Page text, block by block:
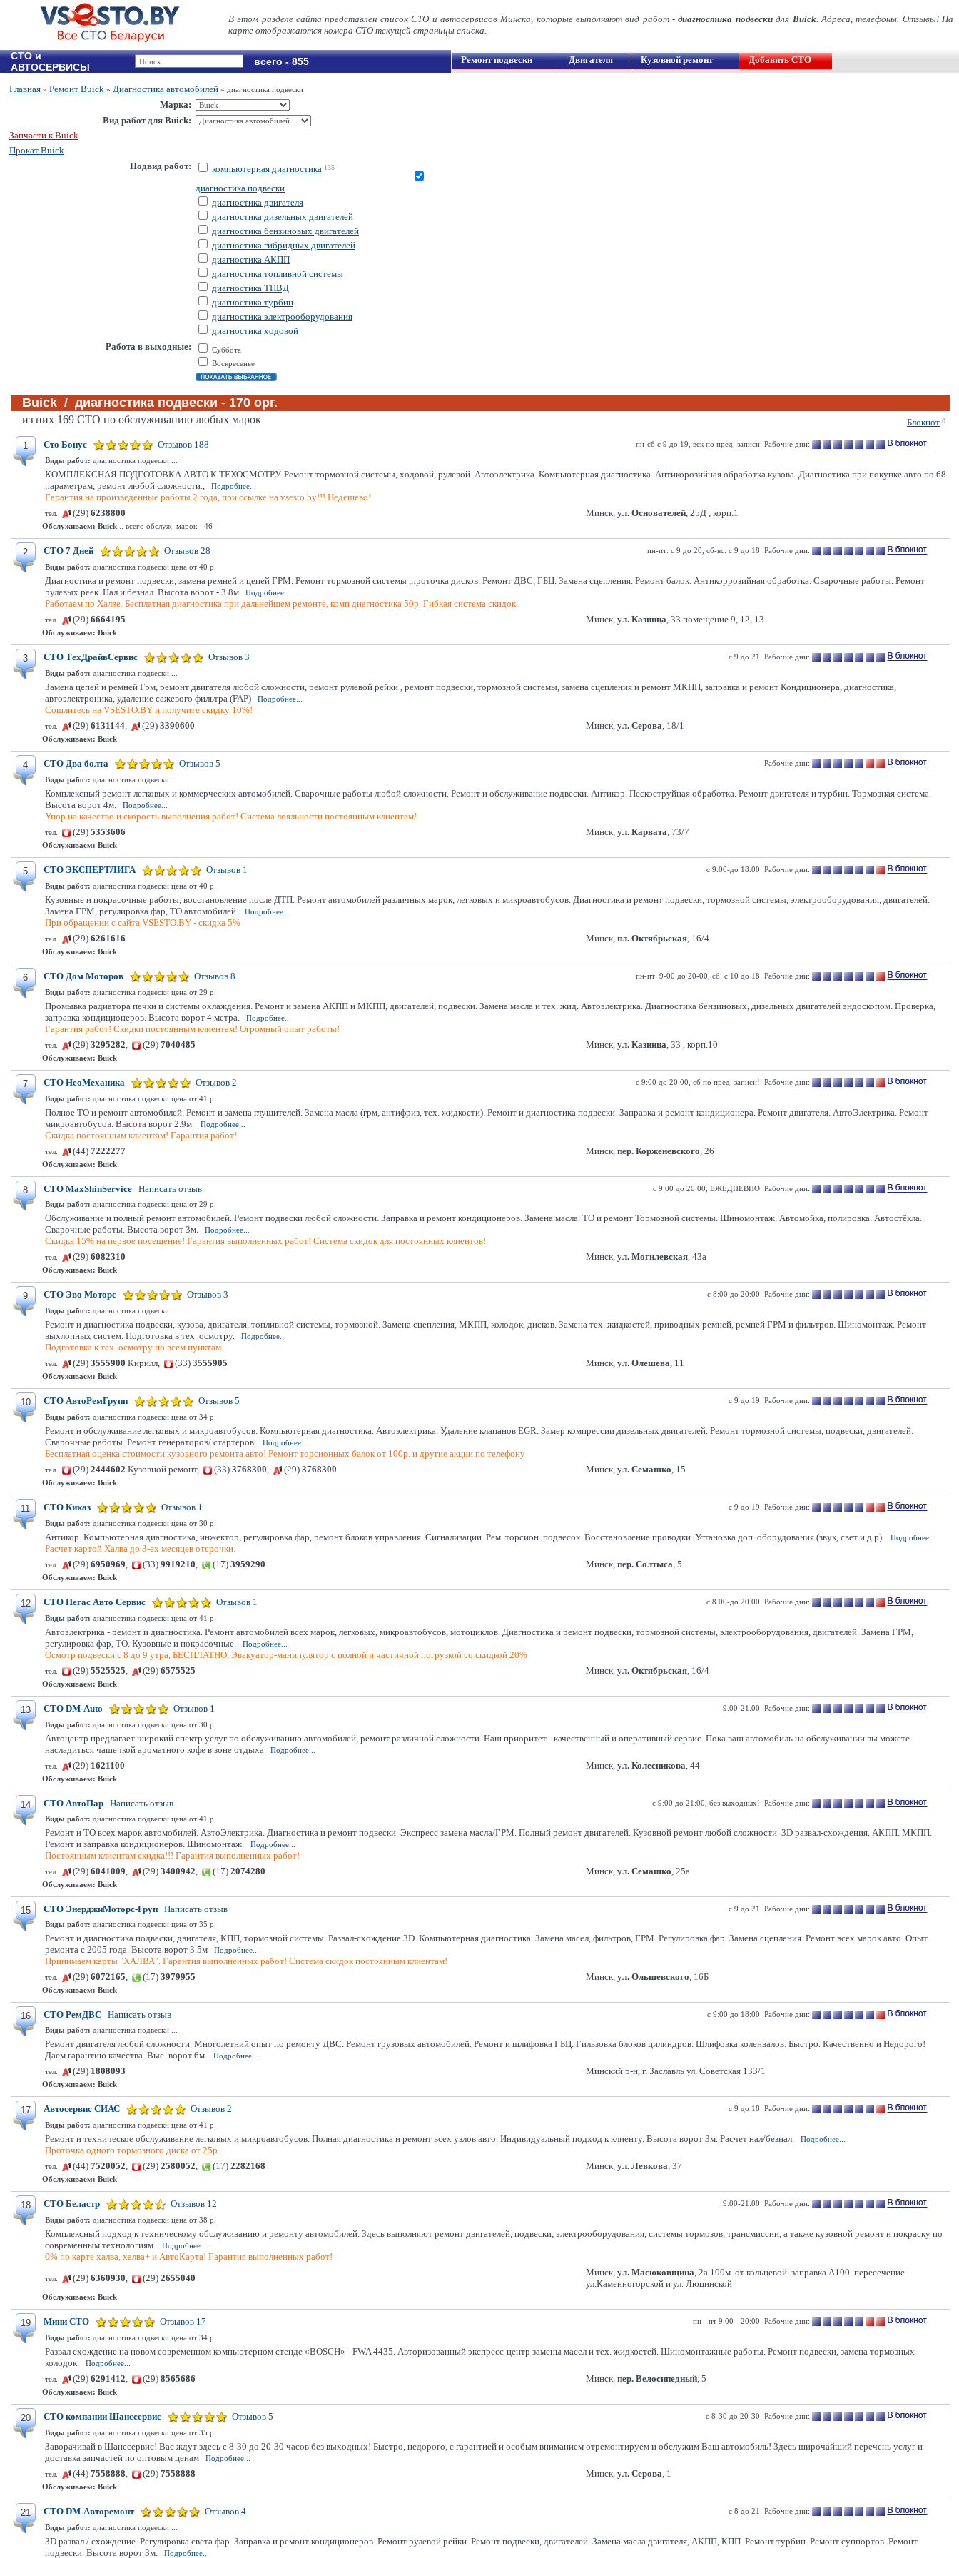
В этом разделе сайта представлен список СТО и автосервисов Минска, которые выполняют вид работ -диагностика подвескидля Buick. Адреса, телефоны. Отзывы! На
карте отображаются номера СТО текущей страницы списка.
СТО и
АВТОСЕРВИСЫ
всего - 855 Ремонт подвески Двигателя Кузовной ремонт Добавить СТО
Главная » Ремонт Buick » Диагностика автомобилей » диагностика подвески
Марка:
Вид работ для Buick:
Запчасти к Buick
Прокат Buick
Подвид работ:
компьютерная диагностика 135
диагностика подвески
диагностика двигателя
диагностика дизельных двигателей
диагностика бензиновых двигателей
диагностика гибридных двигателей
диагностика АКПП
диагностика топливной системы
диагностика ТНВД
диагностика турбин
диагностика электрооборудования
диагностика ходовой
Работа в выходные:
Суббота
Воскресенье
Buick / диагностика подвески - 170 орг.
Блокнот 0
из них 169 СТО по обслуживанию любых марок
1 Сто Бонус Отзывов 188
пн-сб:с 9 до 19, вск по пред. записи Рабочие дни:
Виды работ: диагностика подвески ...
КОМПЛЕКСНАЯ ПОДГОТОВКА АВТО К ТЕХОСМОТРУ. Ремонт тормозной системы, ходовой, рулевой. Автоэлектрика. Компьютерная диагностика. Антикорозийная обработка кузова. Диагностика при покупке авто по 68
параметрам, ремонт любой сложности.,
Подробнее...
Гарантия на произведённые работы 2 года, при ссылке на vsesto.by!!! Недешево!
тел. (29) 6238800 Минск, ул. Основателей, 25Д , корп.1
Обслуживаем: Buick ... всего обслуж. марок - 46
2 СТО 7 Дней Отзывов 28
пн-пт: с 9 до 20, сб-вс: с 9 до 18 Рабочие дни:
Виды работ: диагностика подвески цена от 40 р.
Диагностика и ремонт подвески, замена ремней и цепей ГРМ. Ремонт тормозной системы ,проточка дисков. Ремонт ДВС, ГБЦ. Замена сцепления. Ремонт балок. Антикоррозийная обработка. Сварочные работы. Ремонт
рулевых реек. Нал и безнал. Высота ворот - 3.8м
Подробнее...
Работаем по Халве. Бесплатная диагностика при дальнейшем ремонте, комп диагностика 50р. Гибкая система скидок.
тел. (29) 6664195 Минск, ул. Казинца, 33 помещение 9, 12, 13
Обслуживаем: Buick
3 СТО ТехДрайвСервис Отзывов 3
с 9 до 21 Рабочие дни:
Виды работ: диагностика подвески ...
Замена цепей и ремней Грм, ремонт двигателя любой сложности, ремонт рулевой рейки , ремонт подвески, тормозной системы, замена сцепления и ремонт МКПП, заправка и ремонт Кондиционера, диагностика,
автоэлектроника, удаление сажевого фильтра (FAP)
Подробнее...
Сошлитесь на VSESTO.BY и получите скидку 10%!
тел. (29) 6131144, (29) 3390600 Минск, ул. Серова, 18/1
Обслуживаем: Buick
4 СТО Два болта Отзывов 5
Рабочие дни:
Виды работ: диагностика подвески ...
Комплексный ремонт легковых и коммерческих автомобилей. Сварочные работы любой сложности. Ремонт и обслуживание подвески. Антикор. Пескоструйная обработка. Ремонт двигателя и турбин. Тормозная система.
Высота ворот 4м.
Подробнее...
Упор на качество и скорость выполнения работ! Система лояльности постоянным клиентам!
тел. (29) 5353606 Минск, ул. Карвата, 73/7
Обслуживаем: Buick
5 СТО ЭКСПЕРТЛИГА Отзывов 1
с 9.00-до 18.00 Рабочие дни:
Виды работ: диагностика подвески цена от 40 р.
Кузовные и покрасочные работы, восстановление после ДТП. Ремонт автомобилей различных марок, легковых и микроавтобусов. Диагностика и ремонт подвески, тормозной системы, электрооборудования, двигателей.
Замена ГРМ, регулировка фар, ТО автомобилей.
Подробнее...
При обращении с сайта VSESTO.BY - скидка 5%
тел. (29) 6261616 Минск, пл. Октябрьская, 16/4
Обслуживаем: Buick
6 СТО Дом Моторов Отзывов 8
пн-пт: 9-00 до 20-00, сб: с 10 до 18 Рабочие дни:
Виды работ: диагностика подвески цена от 29 р.
Промывка радиатора печки и системы охлаждения. Ремонт и замена АКПП и МКПП, двигателей, подвески. Замена масла и тех. жид. Автоэлектрика. Диагностика бензиновых, дизельных двигателей эндоскопом. Проверка,
заправка кондиционеров. Высота ворот 4 метра.
Подробнее...
Гарантия работ! Скидки постоянным клиентам! Огромный опыт работы!
тел. (29) 3295282, (29) 7040485 Минск, ул. Казинца, 33 , корп.10
Обслуживаем: Buick
7 СТО НеоМеханика Отзывов 2
с 9:00 до 20:00, сб по пред. записи! Рабочие дни:
Виды работ: диагностика подвески цена от 41 р.
Полное ТО и ремонт автомобилей. Ремонт и замена глушителей. Замена масла (грм, антифриз, тех. жидкости). Ремонт и диагностика подвески. Заправка и ремонт кондиционера. Ремонт двигателя. АвтоЭлектрика. Ремонт
микроавтобусов. Высота ворот 2.9м.
Подробнее...
Скидка постоянным клиентам! Гарантия работ!
тел. (44) 7222277 Минск, пер. Корженевского, 26
Обслуживаем: Buick
8 СТО MaxShinService Написать отзыв
с 9:00 до 20:00, ЕЖЕДНЕВНО Рабочие дни:
Виды работ: диагностика подвески цена от 29 р.
Обслуживание и полный ремонт автомобилей. Ремонт подвески любой сложности. Заправка и ремонт кондиционеров. Замена масла. ТО и ремонт Тормозной системы. Шиномонтаж. Автомойка, полировка. Автостёкла.
Сварочные работы. Высота ворот 3м.
Подробнее...
Скидка 15% на первое посещение! Гарантия выполненных работ! Система скидок для постоянных клиентов!
тел. (29) 6082310 Минск, ул. Могилевская, 43а
Обслуживаем: Buick
9 СТО Эво Моторс Отзывов 3
с 8:00 до 20:00 Рабочие дни:
Виды работ: диагностика подвески ...
Ремонт и диагностика подвески, кузова, двигателя, топливной системы, тормозной. Замена сцепления, МКПП, колодок, дисков. Замена тех. жидкостей, приводных ремней, ремней ГРМ и фильтров. Шиномонтаж. Ремонт
выхлопных систем. Подготовка в тех. осмотру.
Подробнее...
Подготовка к тех. осмотру по всем пунктам.
тел. (29) 3555900 Кирилл, (33) 3555905 Минск, ул. Олешева, 11
Обслуживаем: Buick
10 СТО АвтоРемГрупп Отзывов 5
с 9 до 19 Рабочие дни:
Виды работ: диагностика подвески цена от 34 р.
Ремонт и обслуживание легковых и микроавтобусов. Компьютерная диагностика. Автоэлектрика. Удаление клапанов EGR. Замер компрессии дизельных двигателей. Ремонт тормозной системы, подвески, двигателей.
Сварочные работы. Ремонт генераторов/ стартеров.
Подробнее...
Бесплатная оценка стоимости кузовного ремонта авто! Ремонт торсионных балок от 100р. и другие акции по телефону
тел. (29) 2444602 Кузовной ремонт, (33) 3768300, (29) 3768300 Минск, ул. Семашко, 15
Обслуживаем: Buick
11 СТО Киказ Отзывов 1
с 9 до 19 Рабочие дни:
Виды работ: диагностика подвески цена от 30 р.
Антикор. Компьютерная диагностика, инжектор, регулировка фар, ремонт блоков управления. Сигнализации. Рем. торсион. подвесок. Восстановление проводки. Установка доп. оборудования (звук, свет и д.р). Подробнее...
Расчет картой Халва до 3-ех месяцев отсрочки.
тел. (29) 6950969, (33) 9919210, (17) 3959290 Минск, пер. Солтыса, 5
Обслуживаем: Buick
12 СТО Пегас Авто Сервис Отзывов 1
с 8.00-до 20.00 Рабочие дни:
Виды работ: диагностика подвески цена от 41 р.
Автоэлектрика - ремонт и диагностика. Ремонт автомобилей всех марок, легковых, микроавтобусов, мотоциклов. Диагностика и ремонт подвески, тормозной системы, электрооборудования, двигателей. Замена ГРМ,
регулировка фар, ТО. Кузовные и покрасочные.
Подробнее...
Осмотр подвески с 8 до 9 утра, БЕСПЛАТНО. Эвакуатор-манипулятор с полной и частичной погрузкой со скидкой 20%
тел. (29) 5525525, (29) 6575525 Минск, ул. Октябрьская, 16/4
Обслуживаем: Buick
13 СТО DM-Auto Отзывов 1
9.00-21.00 Рабочие дни:
Виды работ: диагностика подвески цена от 30 р.
Автоцентр предлагает широкий спектр услуг по обслуживанию автомобилей, ремонт различной сложности. Наш приоритет - качественный и оперативный сервис. Пока ваш автомобиль на обслуживании вы можете
насладиться чашечкой ароматного кофе в зоне отдыха
Подробнее...
тел.
(29) 1621100 Минск, ул. Колесникова, 44
Обслуживаем: Buick
14 СТО АвтоПар Написать отзыв
с 9:00 до 21:00, без выходных! Рабочие дни:
Виды работ: диагностика подвески цена от 41 р.
Ремонт и ТО всех марок автомобилей. АвтоЭлектрика. Диагностика и ремонт подвески. Экспресс замена масла/ГРМ. Полный ремонт двигателей. Кузовной ремонт любой сложности. 3D развал-схождения. АКПП. МКПП.
Ремонт и заправка кондиционеров. Шиномонтаж.
Подробнее...
Постоянным клиентам скидка!!! Гарантия выполненных работ!
тел. (29) 6041009, (29) 3400942, (17) 2074280 Минск, ул. Семашко, 25а
Обслуживаем: Buick
15 СТО ЭнерджиМоторс-Груп Написать отзыв
с 9 до 21 Рабочие дни:
Виды работ: диагностика подвески цена от 35 р.
Ремонт и диагностика подвески, двигателя, КПП, тормозной системы. Развал-схождение 3D. Компьютерная диагностика. Замена масел, фильтров, ГРМ. Регулировка фар. Замена сцепления. Ремонт всех марок авто. Опыт
ремонта с 2005 года. Высота ворот 3.5м
Подробнее...
Принимаем карты "ХАЛВА". Гарантия выполненных работ! Система скидок постоянным клиентам!
тел. (29) 6072165, (17) 3979955 Минск, ул. Ольшевского, 16Б
Обслуживаем: Buick
16 СТО РемДВС Написать отзыв
с 9:00 до 18:00 Рабочие дни:
Виды работ: диагностика подвески ...
Ремонт двигателя любой сложности. Многолетний опыт по ремонту ДВС. Ремонт грузовых автомобилей. Ремонт и шлифовка ГБЦ. Гильзовка блоков цилиндров. Шлифовка коленвалов. Быстро. Качественно и Недорого!
Даем гарантию качества. Выс. ворот 6м.
Подробнее...
тел.
(29) 1808093 Минский р-н, г. Заславль ул. Советская 133/1
Обслуживаем: Buick
17 Автосервис СИАС Отзывов 2
с 9 до 18 Рабочие дни:
Виды работ: диагностика подвески цена от 41 р.
Ремонт и техническое обслуживание легковых и микроавтобусов. Полная диагностика и ремонт всех узлов авто. Индивидуальный подход к клиенту. Высота ворот 3м. Расчет нал/безнал. Подробнее...
Проточка одного тормозного диска от 25р.
тел. (44) 7520052, (29) 2580052, (17) 2282168 Минск, ул. Левкова, 37
Обслуживаем: Buick
18 СТО Беластр Отзывов 12
9:00-21:00 Рабочие дни:
Виды работ: диагностика подвески цена от 38 р.
Комплексный подход к техническому обслуживанию и ремонту автомобилей. Здесь выполняют ремонт двигателей, подвески, электрооборудования, системы тормозов, трансмиссии, а также кузовной ремонт и покраску по
современным технологиям.
Подробнее...
0% по карте халва, халва+ и АвтоКарта! Гарантия выполненных работ!
тел. (29) 6360930, (29) 2655040
Минск, ул. Масюковщина, 2а 100м. от кольцевой. заправка А100. пересечение
ул.Каменногорской и ул. Люцинской
Обслуживаем: Buick
19 Мини СТО Отзывов 17
пн - пт 9:00 - 20:00 Рабочие дни:
Виды работ: диагностика подвески цена от 34 р.
Развал схождение на новом современном компьютерном стенде «BOSCH» - FWA 4435. Авторизованный экспресс-центр замены масел и тех. жидкостей. Шиномонтажные работы. Ремонт подвески, замена тормозных
колодок.
Подробнее...
тел.
(29) 6291412, (29) 8565686 Минск, пер. Велосипедный, 5
Обслуживаем: Buick
20 СТО компании Шанссервис Отзывов 5
с 8-30 до 20-30 Рабочие дни:
Виды работ: диагностика подвески цена от 35 р.
Заворачивай в Шанссервис! Вас ждут здесь с 8-30 до 20-30 часов без выходных! Быстро, недорого, с гарантией и особым вниманием отремонтируем и обслужим Ваш автомобиль! Здесь широчайший перечень услуг и
доставка запчастей по оптовым ценам
Подробнее...
тел.
(44) 7558888, (29) 7558888 Минск, ул. Серова, 1
Обслуживаем: Buick
21 СТО DM-Авторемонт Отзывов 4
с 8 до 21 Рабочие дни:
Виды работ: диагностика подвески ...
3D развал / схождение. Регулировка света фар. Заправка и ремонт кондиционеров. Ремонт рулевой рейки. Ремонт подвески, двигателей. Замена масла двигателя, АКПП, КПП. Ремонт турбин. Ремонт суппортов. Ремонт
подвески. Высота ворот 3м.
Подробнее...